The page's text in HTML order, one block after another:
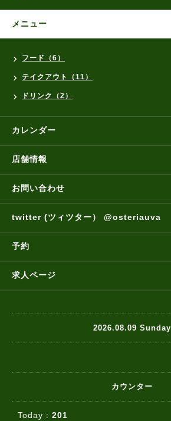
メニュー
フード（6）
テイクアウト（11）
ドリンク（2）
カレンダー
店舗情報
お問い合わせ
twitter (ツィツター） @osteriauva
予約
求人ページ
2026.08.09 Sunday
カウンター
Today : 201